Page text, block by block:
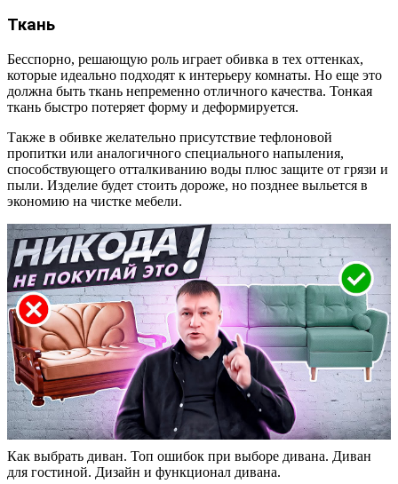
Ткань
Бесспорно, решающую роль играет обивка в тех оттенках,
которые идеально подходят к интерьеру комнаты. Но еще это
должна быть ткань непременно отличного качества. Тонкая
ткань быстро потеряет форму и деформируется.
Также в обивке желательно присутствие тефлоновой
пропитки или аналогичного специального напыления,
способствующего отталкиванию воды плюс защите от грязи и
пыли. Изделие будет стоить дороже, но позднее выльется в
экономию на чистке мебели.
Как выбрать диван. Топ ошибок при выборе дивана. Диван
для гостиной. Дизайн и функционал дивана.